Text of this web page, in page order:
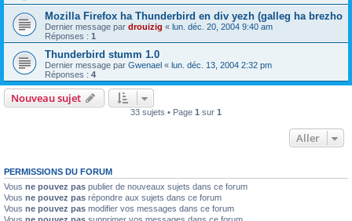
Mozilla Firefox ha Thunderbird en div yezh (galleg ha brezho
Dernier message par drouizig « lun. déc. 20, 2004 9:40 am
Réponses : 1
Thunderbird stumm 1.0
Dernier message par Gwenael « lun. déc. 13, 2004 2:32 pm
Réponses : 4
Nouveau sujet
33 sujets • Page 1 sur 1
Aller
PERMISSIONS DU FORUM
Vous ne pouvez pas publier de nouveaux sujets dans ce forum
Vous ne pouvez pas répondre aux sujets dans ce forum
Vous ne pouvez pas modifier vos messages dans ce forum